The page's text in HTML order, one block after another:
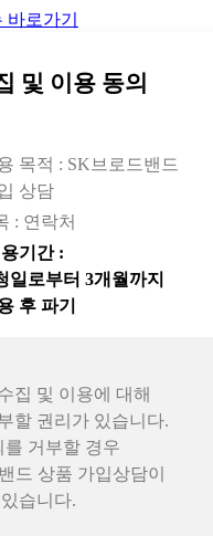
바로가기
및 이용 동의
목적 : SK브로드밴드
상담
: 연락처
기간 :
일로부터 3개월까지
후 파기
집 및 이용에 대해
할 권리가 있습니다.
를 거부할 경우
드 상품 가입상담이
습니다.